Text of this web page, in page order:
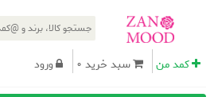
کمد من سبد خرید 0 ورود